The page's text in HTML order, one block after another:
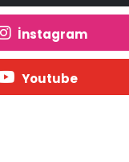
İnstagram
Youtube